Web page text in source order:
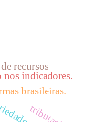
brasileiras.
nos indicadores.
recursos